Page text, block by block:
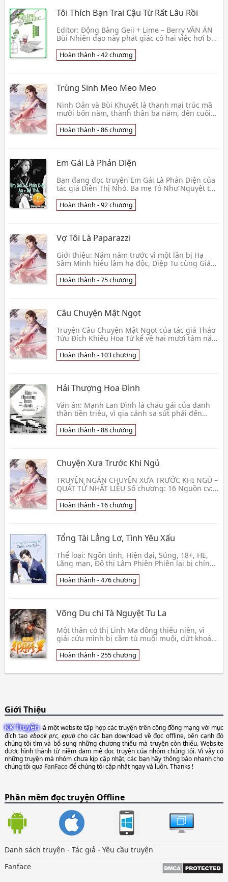
Tôi Thích Bạn Trai Cậu Từ Rất Lâu Rồi
Editor: Động Bàng Geii + Lime – Berry VĂN ÁN
Bùi Nhiên dạo này phát giác có hai việc hơi bất
cậu,👦 Tương Tử Bối
Hoàn thành - 42 chương
Trùng Sinh Meo Meo Meo
Ninh Oản và Bùi Khuyết là thanh mai trúc mã
mười bốn năm, thành thân ba năm, đến cuối
cẩn thận r👦 Mạt Trà Khúc Kỳ
Hoàn thành - 86 chương
Em Gái Là Phản Diện
Bạn đang đọc truyện Em Gái Là Phản Diện của
tác giả Điền Thị Nhỏ. Ba mẹ Tô Như Nguyệt từ
nhưng 👦 Điền Thị Thỏ
Hoàn thành - 92 chương
Vợ Tôi Là Paparazzi
Giới thiệu: Năm năm trước vì một lần bị Hạ
Sầm Minh hiểu lầm hạ độc, Diệp Tu cùng Giản
cùng Giả👦 Nguyệt Tình Cao
Hoàn thành - 75 chương
Câu Chuyện Mật Ngọt
Truyện Câu Chuyện Mật Ngọt của tác giả Thảo
Tửu Đích Khiếu Hoa Tử kể về hai mươi tám năm
chưa từng 👦 Thảo Tửu Đích Khiếu Hoa Tử
Hoàn thành - 103 chương
Hải Thượng Hoa Đình
Văn án: Mạnh Lan Đình là cháu gái của danh
thần tiền triều, vì gia cảnh sa sút phải đến
anh. Phùng👦 Bồng Lai Khách
Hoàn thành - 88 chương
Chuyện Xưa Trước Khi Ngủ
TRUYỆN NGẮN CHUYỆN XƯA TRƯỚC KHI NGỦ –
QUẤT TỬ NHẤT LIỄU Số chương: 16 Nguồn cv:
Ngáo * Mỗi một👦 QUẤT TỬ NHẤT LIỄU
Hoàn thành - 16 chương
Tổng Tài Lẳng Lơ, Tình Yêu Xấu
Thể loại: Ngôn tình, Hiện đại, Sủng, 18+, HE,
Lãng mạn, Đô thị Lâm Phiên Phiên lại bị chính
chưa c👦 Bổ Thiểu Kiết
Hoàn thành - 476 chương
Võng Du chi Tà Nguyệt Tu La
Một thân có thị Linh Ma đồng thiếu niên, vì
giải cứu mình bị cầm tù muội muội, dứt khoát
dần dần p👦 Tả Thi
Hoàn thành - 255 chương
Giới Thiệu
KK Truyệnlà một website tập hợp các truyện trên cộng đồng mạng với mục
đích tạoebook prc, epubcho các bạn download về đọc offline, bên cạnh đó
chúng tôi tìm và bổ sung những chương thiếu mà truyện còn thiếu. Website
được hình thành từ niềm đam mê đọc truyện của nhóm chúng tôi. Vì vậy có
những truyện mà nhóm chưa kịp cập nhật, các bạn hãy thông báo nhanh cho
chúng tôi qua FanFaceđể chúng tôi cập nhật ngay và luôn. Thanks !
Phần mềm đọc truyện Offline
Danh sách truyện - Tác giả - Yêu cầu truyện
Fanface